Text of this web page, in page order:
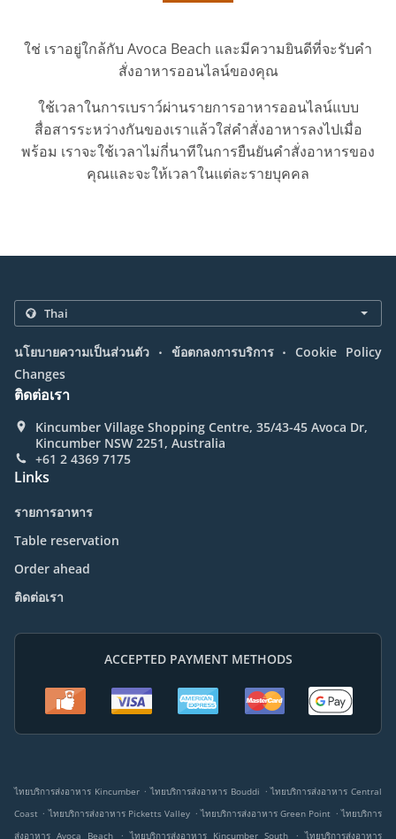
ใช่ เราอยู่ใกล้กับ Avoca Beach และมีความยินดีที่จะรับคำ
สั่งอาหารออนไลน์ของคุณ
ใช้เวลาในการเบราว์ผ่านรายการอาหารออนไลน์แบบ
สื่อสารระหว่างกันของเราแล้วใส่คำสั่งอาหารลงไปเมื่อ
พร้อม เราจะใช้เวลาไม่กี่นาทีในการยืนยันคำสั่งอาหารของ
คุณและจะให้เวลาในแต่ละรายบุคคล
นโยบายความเป็นส่วนตัว . ข้อตกลงการบริการ . Cookie Policy
Changes
ติดต่อเรา
Kincumber Village Shopping Centre, 35/43-45 Avoca Dr,
Kincumber NSW 2251, Australia
+61 2 4369 7175
Links
รายการอาหาร
Table reservation
Order ahead
ติดต่อเรา
ACCEPTED PAYMENT METHODS
ไทยบริการส่งอาหาร Kincumber . ไทยบริการส่งอาหาร Bouddi . ไทยบริการส่งอาหาร Central
Coast . ไทยบริการส่งอาหาร Picketts Valley . ไทยบริการส่งอาหาร Green Point . ไทยบริการ
ส่งอาหาร Avoca Beach
. ไทยบริการส่งอาหาร Kincumber South . ไทยบริการส่งอาหาร